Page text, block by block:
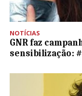
NOTÍCIAS
GNR faz
sensibilização: